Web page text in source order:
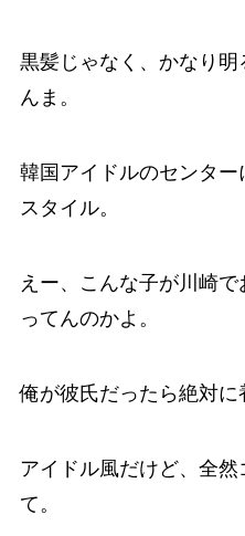
黒髪じゃなく、かなり明
んま。
韓国アイドルのセンター
スタイル。
えー、こんな子が川崎
ってんのかよ。
俺が彼氏だったら絶対に
アイドル風だけど、全然
て。